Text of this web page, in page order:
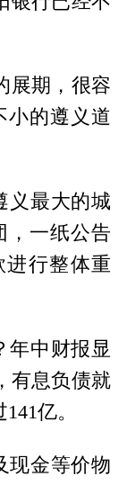
展期，很容
小的遵义道
义最大的城
一纸公告
进行整体重
年中财报显
有息负债就
亿。
现金等价物